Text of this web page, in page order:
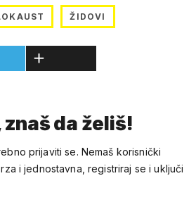
ŽIDOVI
da želiš!
prijaviti se. Nemaš korisnički
i jednostavna, registriraj se i uključi